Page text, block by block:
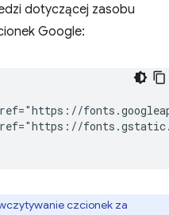
dotyczącej zasobu
Google:
czcionek za